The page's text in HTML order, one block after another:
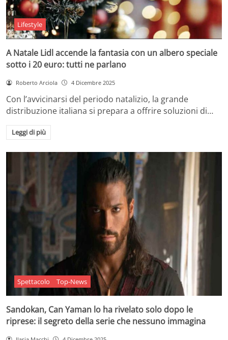
Lifestyle
A Natale Lidl accende la fantasia con un albero speciale
sotto i 20 euro: tutti ne parlano
Roberto Arciola 4 Dicembre 2025
Con l’avvicinarsi del periodo natalizio, la grande
distribuzione italiana si prepara a offrire soluzioni di…
Leggi di più
Spettacolo Top-News
Sandokan, Can Yaman lo ha rivelato solo dopo le
riprese: il segreto della serie che nessuno immagina